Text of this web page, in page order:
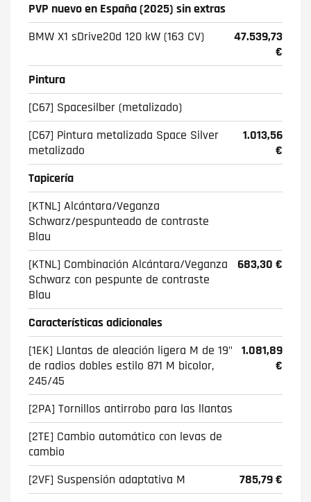
PVP nuevo en España (2025) sin extras
BMW X1 sDrive20d 120 kW (163 CV)
47.539,73
€
Pintura
[C67] Spacesilber (metalizado)
[C67] Pintura metalizada Space Silver
metalizado
1.013,56
€
Tapicería
[KTNL] Alcántara/Veganza
Schwarz/pespunteado de contraste
Blau
[KTNL] Combinación Alcántara/Veganza
Schwarz con pespunte de contraste
Blau
683,30 €
Características adicionales
[1EK] Llantas de aleación ligera M de 19"
de radios dobles estilo 871 M bicolor,
245/45
1.081,89
€
[2PA] Tornillos antirrobo para las llantas
[2TE] Cambio automático con levas de
cambio
[2VF] Suspensión adaptativa M
785,79 €